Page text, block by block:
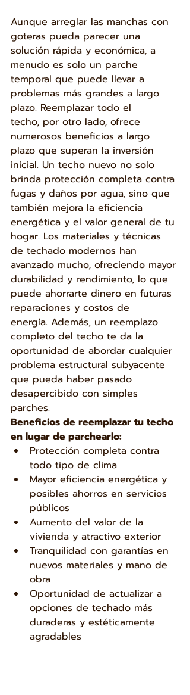
Aunque arreglar las manchas con
goteras pueda parecer una
solución rápida y económica, a
menudo es solo un parche
temporal que puede llevar a
problemas más grandes a largo
plazo. Reemplazar todo el
techo, por otro lado, ofrece
numerosos beneficios a largo
plazo que superan la inversión
inicial. Un techo nuevo no solo
brinda protección completa contra
fugas y daños por agua, sino que
también mejora la eficiencia
energética y el valor general de tu
hogar. Los materiales y técnicas
de techado modernos han
avanzado mucho, ofreciendo mayor
durabilidad y rendimiento, lo que
puede ahorrarte dinero en futuras
reparaciones y costos de
energía. Además, un reemplazo
completo del techo te da la
oportunidad de abordar cualquier
problema estructural subyacente
que pueda haber pasado
desapercibido con simples
parches.
Beneficios de reemplazar tu techo
en lugar de parchearlo:
Protección completa contra
todo tipo de clima
Mayor eficiencia energética y
posibles ahorros en servicios
públicos
Aumento del valor de la
vivienda y atractivo exterior
Tranquilidad con garantías en
nuevos materiales y mano de
obra
Oportunidad de actualizar a
opciones de techado más
duraderas y estéticamente
agradables